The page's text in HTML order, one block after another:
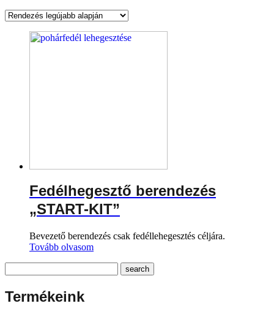
Fedélhegesztő berendezés
„START-KIT”
Bevezető berendezés csak fedéllehegesztés céljára.
Tovább olvasom
Termékeink